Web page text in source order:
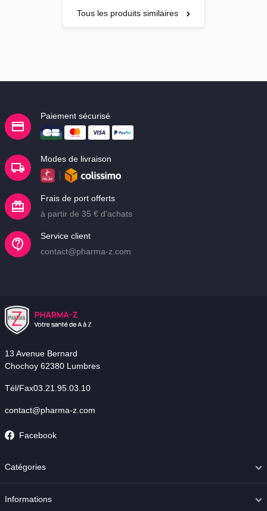
Tous les produits similaires
Paiement sécurisé
Modes de livraison
Frais de port offerts
à partir de 35 € d'achats
Service client
contact@pharma-z.com
13 Avenue Bernard
Chochoy 62380 Lumbres
Tél/Fax03.21.95.03.10
contact@pharma-z.com
Facebook
Catégories
Informations